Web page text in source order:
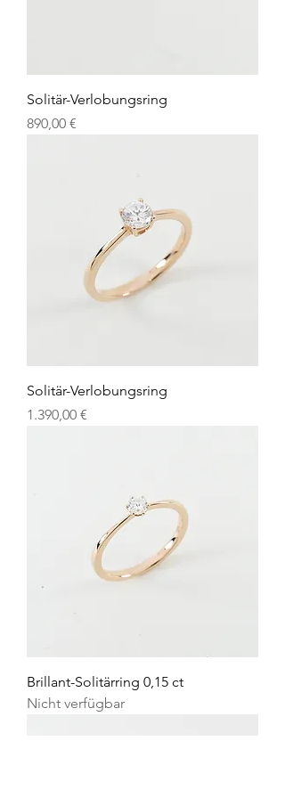
Solitär-Verlobungsring
Preis
890,00 €
Solitär-Verlobungsring
Preis
1.390,00 €
Brillant-Solitärring 0,15 ct
Nicht verfügbar